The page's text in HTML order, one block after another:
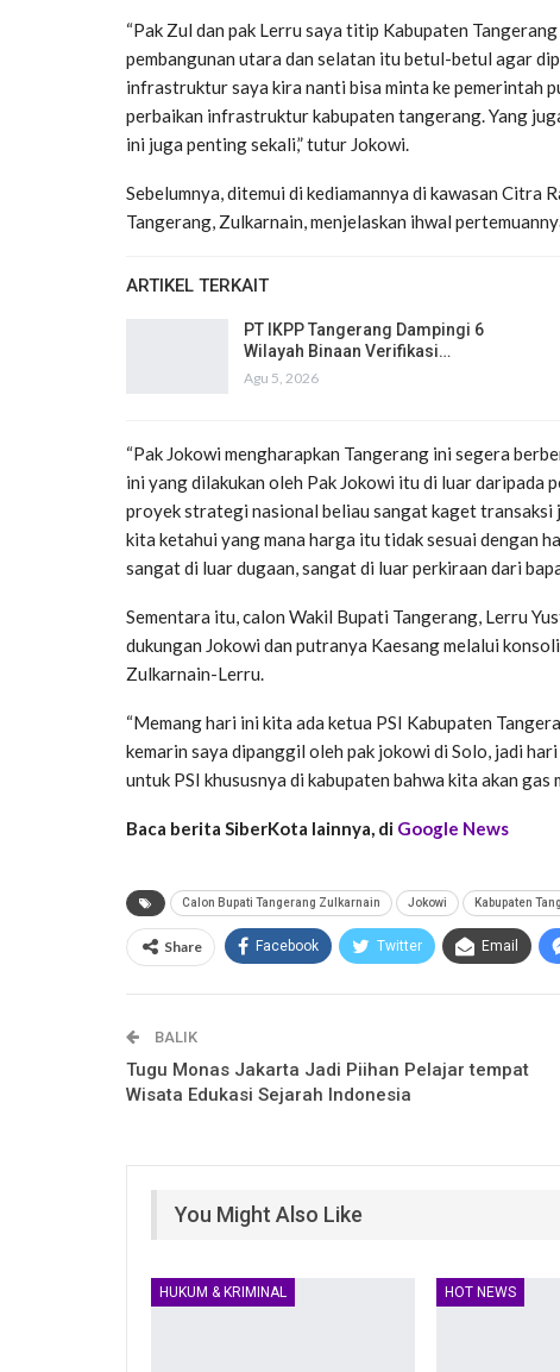
“Pak Zul dan pak Lerru saya titip Kabupaten
pembangunan utara dan selatan itu betul-betul agar
infrastruktur saya kira nanti bisa minta ke pemerintah
perbaikan infrastruktur kabupaten tangerang. Yang
ini juga penting sekali,” tutur Jokowi.
Sebelumnya, ditemui di kediamannya di kawasan Citra
Tangerang, Zulkarnain, menjelaskan ihwal
ARTIKEL TERKAIT
PT IKPP Tangerang Dampingi 6
Wilayah Binaan Verifikasi…
Agu 5, 2026
“Pak Jokowi mengharapkan Tangerang ini segera
ini yang dilakukan oleh Pak Jokowi itu di luar daripada
proyek strategi nasional beliau sangat kaget
kita ketahui yang mana harga itu tidak sesuai dengan
sangat di luar dugaan, sangat di luar perkiraan dari
Sementara itu, calon Wakil Bupati Tangerang, Lerru
dukungan Jokowi dan putranya Kaesang melalui
Zulkarnain-Lerru.
“Memang hari ini kita ada ketua PSI Kabupaten
kemarin saya dipanggil oleh pak jokowi di Solo, jadi
untuk PSI khususnya di kabupaten bahwa kita akan
Baca berita SiberKota lainnya, di Google News
Calon Bupati Tangerang Zulkarnain Jokowi Kabupaten
Share Facebook Twitter Email
BALIK
Tugu Monas Jakarta Jadi Piihan Pelajar tempat
Wisata Edukasi Sejarah Indonesia
You Might Also Like
HUKUM & KRIMINAL HOT NEWS